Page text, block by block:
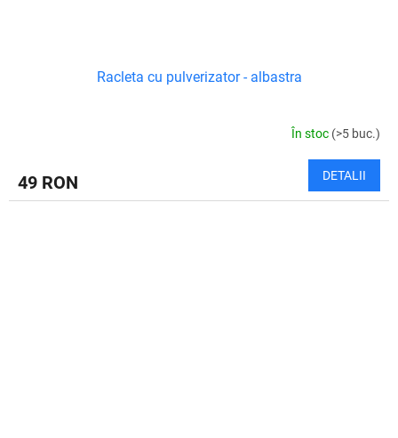
Racleta cu pulverizator - albastra
În stoc (>5 buc.)
49 RON DETALII